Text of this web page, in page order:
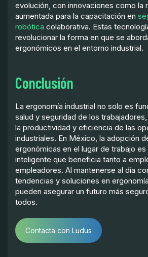
evolución, con innovaciones como la
aumentada para la capacitación en
robótica colaborativa. Estas
revolucionar la forma en que se
ergonómicos en el entorno industrial.
Conclusión
La ergonomía industrial no solo es
salud y seguridad de los
la productividad y eficiencia de las
industriales. En México, la adopción
ergonómicas en el lugar de trabajo es
inteligente que beneficia tanto a
empleadores. Al mantenerse al día
tendencias y soluciones en
pueden asegurar un futuro más
todos.
Contacta con Ludus